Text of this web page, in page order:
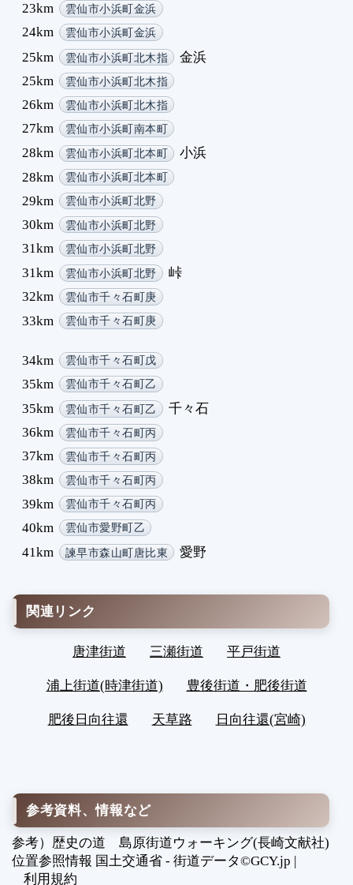
23km 雲仙市小浜町金浜
24km 雲仙市小浜町金浜
25km 雲仙市小浜町北木指
金浜
25km
雲仙市小浜町北木指
26km 雲仙市小浜町北木指
27km 雲仙市小浜町南本町
28km 雲仙市小浜町北本町
小浜
28km
雲仙市小浜町北本町
29km 雲仙市小浜町北野
30km 雲仙市小浜町北野
31km 雲仙市小浜町北野
31km 雲仙市小浜町北野
峠
32km
雲仙市千々石町庚
33km 雲仙市千々石町庚
34km 雲仙市千々石町戊
35km 雲仙市千々石町乙
35km 雲仙市千々石町乙
千々石
36km
雲仙市千々石町丙
37km 雲仙市千々石町丙
38km 雲仙市千々石町丙
39km 雲仙市千々石町丙
40km 雲仙市愛野町乙
41km 諫早市森山町唐比東 愛野
関連リンク
唐津街道 三瀬街道 平戸街道
浦上街道(時津街道) 豊後街道・肥後街道
肥後日向往還 天草路 日向往還(宮崎)
参考資料、情報など
参考）歴史の道 島原街道ウォーキング(長崎文献社)
位置参照情報 国土交通省 - 街道データ©GCY.jp |
利用規約